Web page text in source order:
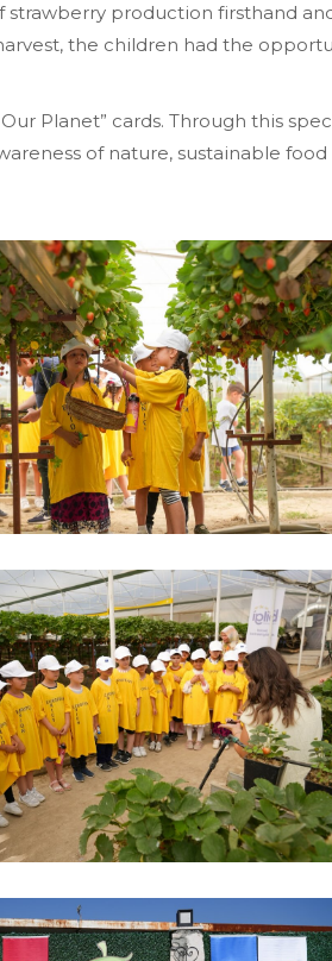
production firsthand
the children had the
Planet” cards. Through this
of nature, sustainable